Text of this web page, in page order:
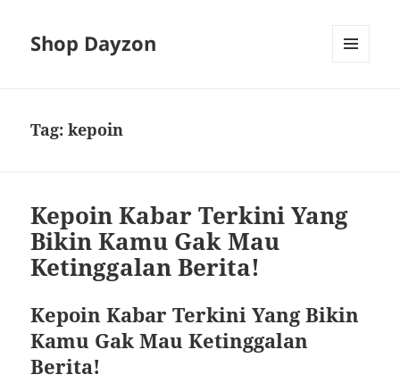
Shop Dayzon
Tag:kepoin
Kepoin Kabar Terkini Yang
Bikin Kamu Gak Mau
Ketinggalan Berita!
Kepoin Kabar Terkini Yang Bikin
Kamu Gak Mau Ketinggalan
Berita!